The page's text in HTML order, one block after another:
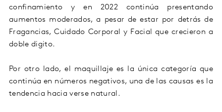
confinamiento y en 2022 continúa presentando
aumentos moderados, a pesar de estar por detrás de
Fragancias, Cuidado Corporal y Facial que crecieron a
doble digito.
Por otro lado, el maquillaje es la única categoría que
continúa en números negativos, una de las causas es la
tendencia hacia verse natural.